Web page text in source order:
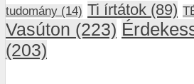
tudomány (14) Ti írtátok (89)
Vasúton (223)
(203)